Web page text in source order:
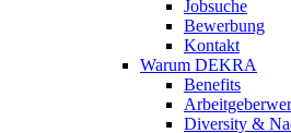
Jobsuche
Bewerbung
Kontakt
Warum DEKRA
Benefits
Diversity &